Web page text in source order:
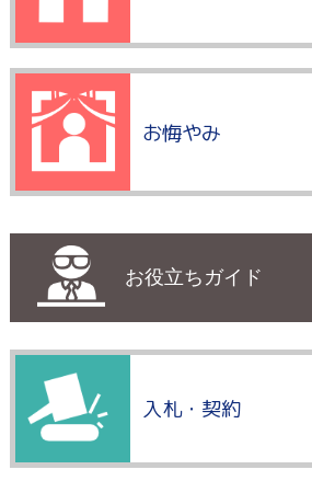
お悔やみ
お役立ちガイド
入札・契約